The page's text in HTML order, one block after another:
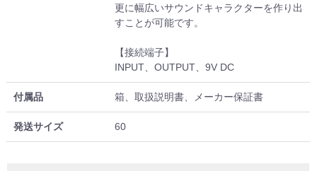
更に幅広いサウンドキャラクターを作り出
すことが可能です。
【接続端子】
INPUT、OUTPUT、9V DC
付属品 箱、取扱説明書、メーカー保証書
発送サイズ 60